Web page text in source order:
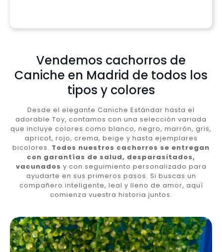
Vendemos cachorros de
Caniche en Madrid de todos los
tipos y colores
Desde el elegante Caniche Estándar hasta el
adorable Toy, contamos con una selección variada
que incluye colores como blanco, negro, marrón, gris,
apricot, rojo, crema, beige y hasta ejemplares
bicolores. Todos nuestros cachorros se entregan
con garantías de salud, desparasitados,
vacunados y con seguimiento personalizado para
ayudarte en sus primeros pasos. Si buscas un
compañero inteligente, leal y lleno de amor, aquí
comienza vuestra historia juntos.